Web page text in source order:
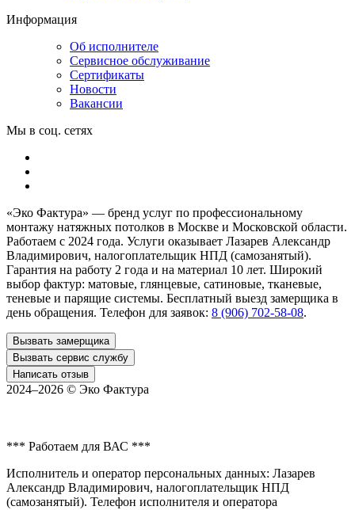
Информация
Об исполнителе
Сервисное обслуживание
Сертификаты
Новости
Вакансии
Мы в соц. сетях
«Эко Фактура» — бренд услуг по профессиональному
монтажу натяжных потолков в Москве и Московской области.
Работаем с 2024 года. Услуги оказывает Лазарев Александр
Владимирович, налогоплательщик НПД (самозанятый).
Гарантия на работу 2 года и на материал 10 лет. Широкий
выбор фактур: матовые, глянцевые, сатиновые, тканевые,
теневые и парящие системы. Бесплатный выезд замерщика в
день обращения. Телефон для заявок: 8 (906) 702-58-08.
Вызвать замерщика
Вызвать сервис службу
Написать отзыв
2024–2026 © Эко Фактура
*** Работаем для ВАС ***
Исполнитель и оператор персональных данных: Лазарев
Александр Владимирович, налогоплательщик НПД
(самозанятый). Телефон исполнителя и оператора